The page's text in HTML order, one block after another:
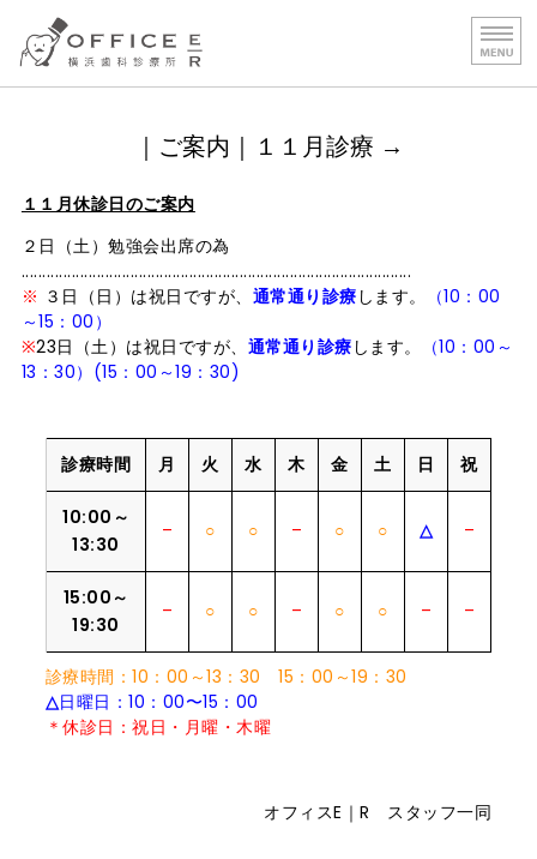
OFFICE E｜R 横浜歯科診療
診療 1［専門的治療］
診療２［保険治療］
医院案内／施設基準
｜ご案内｜１１月診療 →
１１月休診日のご案内
２日（土）勉強会出席の為
.............................................................................................
※ ３日（日）は祝日ですが、 通常通り診療 します。
（10：00
～15：00）
※23日（土）は祝日ですが、 通常通り診療 します。
（10：00～
13：30）(15：00～19：30)
診療時間 月 火 水 木 金 土 日 祝
10:00～
13:30
– ○ ○ – ○ ○ △ –
15:00～
19:30
– ○ ○ – ○ ○ – –
診療時間：10：00～13：30 15：00～19：30
△日曜日：10：00〜15：00
＊休診日：祝日・月曜・木曜
オフィスE｜R スタッフ一同